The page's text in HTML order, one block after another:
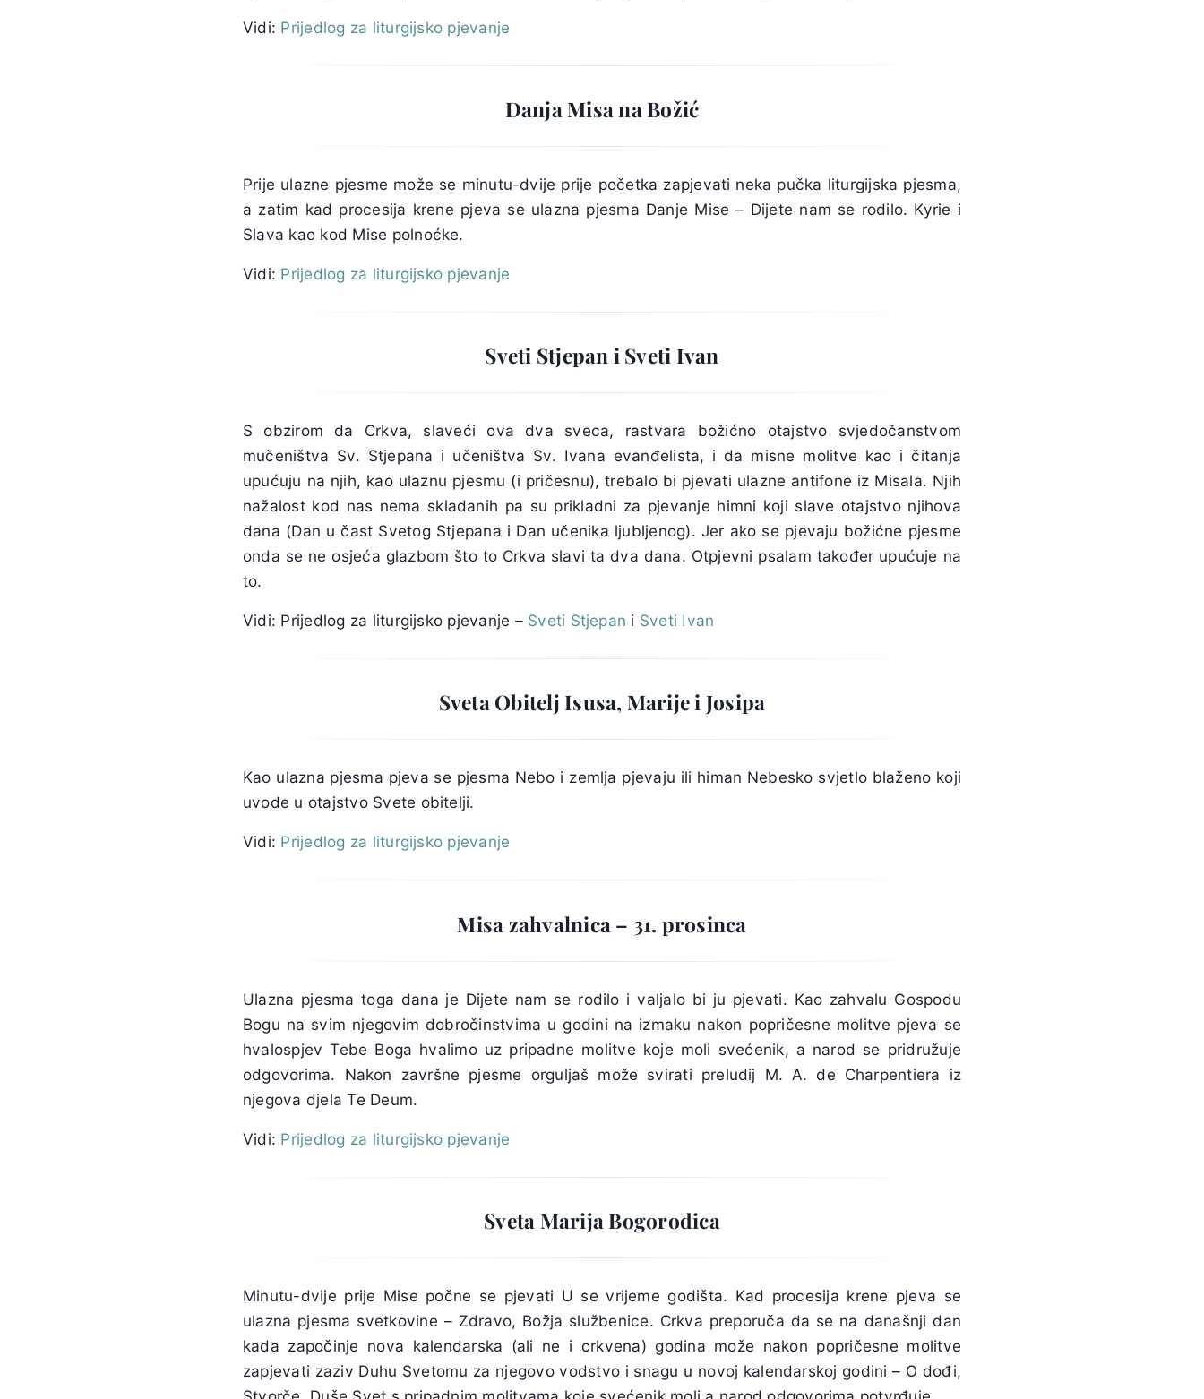
Vidi: Prijedlog za liturgijsko pjevanje
Danja Misa na Božić
Prije ulazne pjesme može se minutu-dvije prije početka zapjevati neka pučka liturgijska pjesma,
a zatim kad procesija krene pjeva se ulazna pjesma Danje Mise – Dijete nam se rodilo. Kyrie i
Slava kao kod Mise polnoćke.
Vidi: Prijedlog za liturgijsko pjevanje
Sveti Stjepan i Sveti Ivan
S obzirom da Crkva, slaveći ova dva sveca, rastvara božićno otajstvo svjedočanstvom
mučeništva Sv. Stjepana i učeništva Sv. Ivana evanđelista, i da misne molitve kao i čitanja
upućuju na njih, kao ulaznu pjesmu (i pričesnu), trebalo bi pjevati ulazne antifone iz Misala. Njih
nažalost kod nas nema skladanih pa su prikladni za pjevanje himni koji slave otajstvo njihova
dana (Dan u čast Svetog Stjepana i Dan učenika ljubljenog). Jer ako se pjevaju božićne pjesme
onda se ne osjeća glazbom što to Crkva slavi ta dva dana. Otpjevni psalam također upućuje na
to.
Vidi: Prijedlog za liturgijsko pjevanje – Sveti Stjepan i Sveti Ivan
Sveta Obitelj Isusa, Marije i Josipa
Kao ulazna pjesma pjeva se pjesma Nebo i zemlja pjevaju ili himan Nebesko svjetlo blaženo koji
uvode u otajstvo Svete obitelji.
Vidi: Prijedlog za liturgijsko pjevanje
Misa zahvalnica – 31. prosinca
Ulazna pjesma toga dana je Dijete nam se rodilo i valjalo bi ju pjevati. Kao zahvalu Gospodu
Bogu na svim njegovim dobročinstvima u godini na izmaku nakon popričesne molitve pjeva se
hvalospjev Tebe Boga hvalimo uz pripadne molitve koje moli svećenik, a narod se pridružuje
odgovorima. Nakon završne pjesme orguljaš može svirati preludij M. A. de Charpentiera iz
njegova djela Te Deum.
Vidi: Prijedlog za liturgijsko pjevanje
Sveta Marija Bogorodica
Minutu-dvije prije Mise počne se pjevati U se vrijeme godišta. Kad procesija krene pjeva se
ulazna pjesma svetkovine – Zdravo, Božja službenice. Crkva preporuča da se na današnji dan
kada započinje nova kalendarska (ali ne i crkvena) godina može nakon popričesne molitve
zapjevati zaziv Duhu Svetomu za njegovo vodstvo i snagu u novoj kalendarskoj godini – O dođi,